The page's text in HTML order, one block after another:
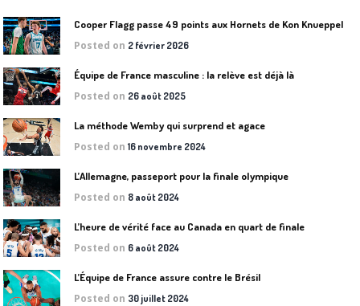
Cooper Flagg passe 49 points aux Hornets de Kon Knueppel
Posted on 2 février 2026
Équipe de France masculine : la relève est déjà là
Posted on 26 août 2025
La méthode Wemby qui surprend et agace
Posted on16 novembre 2024
L’Allemagne, passeport pour la finale olympique
Posted on 8 août 2024
L’heure de vérité face au Canada en quart de finale
Posted on 6 août 2024
L’Équipe de France assure contre le Brésil
Posted on 30 juillet 2024